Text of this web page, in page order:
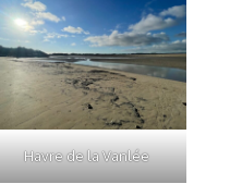
Havre de la Vanlée